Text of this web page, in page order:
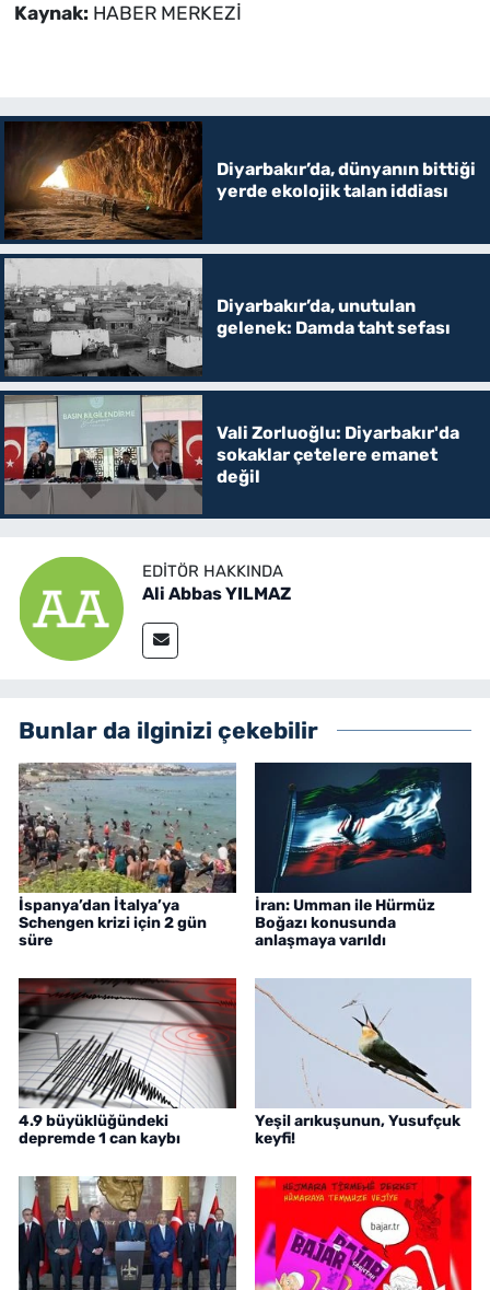
Kaynak: HABER MERKEZİ
Diyarbakır’da, dünyanın bittiği
yerde ekolojik talan iddiası
Diyarbakır’da, unutulan
gelenek: Damda taht sefası
Vali Zorluoğlu: Diyarbakır'da
sokaklar çetelere emanet
değil
EDITÖR HAKKINDA
Ali Abbas YILMAZ
Bunlar da ilginizi çekebilir
İspanya’dan İtalya’ya
Schengen krizi için 2 gün
süre
İran: Umman ile Hürmüz
Boğazı konusunda
anlaşmaya varıldı
4.9 büyüklüğündeki
depremde 1 can kaybı
Yeşil arıkuşunun, Yusufçuk
keyfi!